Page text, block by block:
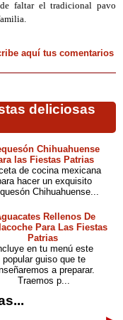
faltar el tradicional pavo
aquí tus comentarios
deliciosas
Chihuahuense
las Fiestas Patrias
de cocina mexicana
hacer un exquisito
Chihuahuense...
Rellenos De
Para Las Fiestas
Patrias
en tu menú este
popular guiso que te
a preparar.
Traemos p...